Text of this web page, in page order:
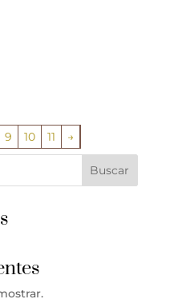
9 10 11 →
Buscar